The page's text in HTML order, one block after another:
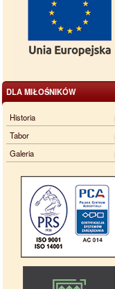
DLA MIŁOŚNIKÓW
Historia
Tabor
Galeria